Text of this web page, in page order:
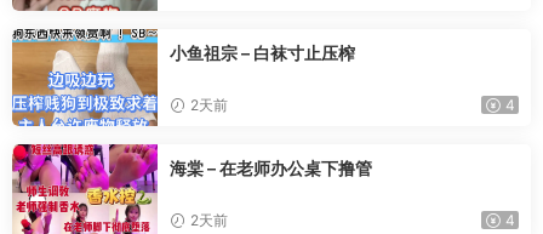
小鱼祖宗 – 白袜寸止压榨
2天前 4
海棠 – 在老师办公桌下撸管
2天前 4